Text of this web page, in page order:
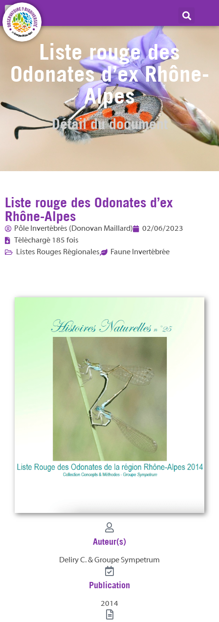
Liste rouge des
Odonates d’ex Rhône-
Alpes
Détail du document
Liste rouge des Odonates d’ex
Rhône-Alpes
Pôle Invertébrés (Donovan Maillard)
02/06/2023
Téléchargé 185 fois
Listes Rouges Régionales
Faune Invertébrée
Auteur(s)
Deliry C. & Groupe Sympetrum
Publication
2014